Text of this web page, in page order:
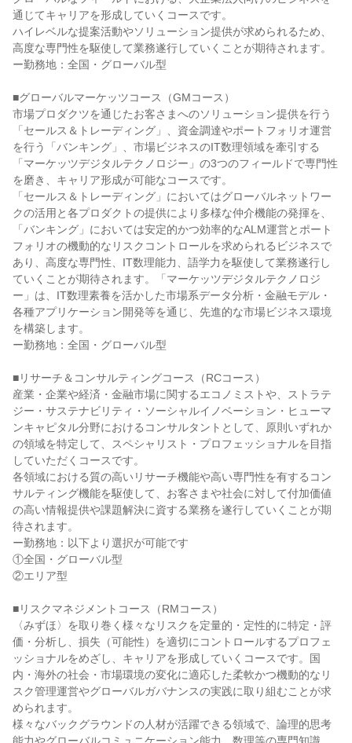
通じてキャリアを形成していくコースです。
ハイレベルな提案活動やソリューション提供が求められるため、
高度な専門性を駆使して業務遂行していくことが期待されます。
ー勤務地：全国・グローバル型
■グローバルマーケッツコース（GMコース）
市場プロダクツを通じたお客さまへのソリューション提供を行う
「セールス＆トレーディング」、資金調達やポートフォリオ運営
を行う「バンキング」、市場ビジネスのIT数理領域を牽引する
「マーケッツデジタルテクノロジー」の3つのフィールドで専門性
を磨き、キャリア形成が可能なコースです。
「セールス＆トレーディング」においてはグローバルネットワー
クの活用と各プロダクトの提供により多様な仲介機能の発揮を、
「バンキング」においては安定的かつ効率的なALM運営とポート
フォリオの機動的なリスクコントロールを求められるビジネスで
あり、高度な専門性、IT数理能力、語学力を駆使して業務遂行し
ていくことが期待されます。「マーケッツデジタルテクノロジ
ー」は、IT数理素養を活かした市場系データ分析・金融モデル・
各種アプリケーション開発等を通じ、先進的な市場ビジネス環境
を構築します。
ー勤務地：全国・グローバル型
■リサーチ＆コンサルティングコース（RCコース）
産業・企業や経済・金融市場に関するエコノミストや、ストラテ
ジー・サステナビリティ・ソーシャルイノベーション・ヒューマ
ンキャピタル分野におけるコンサルタントとして、原則いずれか
の領域を特定して、スペシャリスト・プロフェッショナルを目指
していただくコースです。
各領域における質の高いリサーチ機能や高い専門性を有するコン
サルティング機能を駆使して、お客さまや社会に対して付加価値
の高い情報提供や課題解決に資する業務を遂行していくことが期
待されます。
ー勤務地：以下より選択が可能です
①全国・グローバル型
②エリア型
■リスクマネジメントコース（RMコース）
〈みずほ〉を取り巻く様々なリスクを定量的・定性的に特定・評
価・分析し、損失（可能性）を適切にコントロールするプロフェ
ッショナルをめざし、キャリアを形成していくコースです。国
内・海外の社会・市場環境の変化に適応した柔軟かつ機動的なリ
スク管理運営やグローバルガバナンスの実践に取り組むことが求
められます。
様々なバックグラウンドの人材が活躍できる領域で、論理的思考